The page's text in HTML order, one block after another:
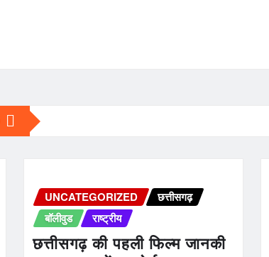
UNCATEGORIZED
छत्तीसगढ़
बॉलीवुड
राष्ट्रीय
छत्तीसगढ़ की पहली फिल्म जानकी